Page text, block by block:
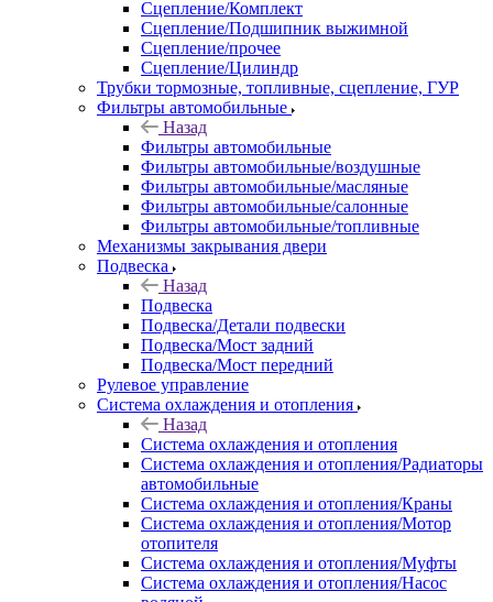
Сцепление/Комплект
Сцепление/Подшипник выжимной
Сцепление/прочее
Сцепление/Цилиндр
Трубки тормозные, топливные, сцепление, ГУР
Фильтры автомобильные
Назад
Фильтры автомобильные
Фильтры автомобильные/воздушные
Фильтры автомобильные/масляные
Фильтры автомобильные/салонные
Фильтры автомобильные/топливные
Механизмы закрывания двери
Подвеска
Назад
Подвеска
Подвеска/Детали подвески
Подвеска/Мост задний
Подвеска/Мост передний
Рулевое управление
Система охлаждения и отопления
Назад
Система охлаждения и отопления
Система охлаждения и отопления/Радиаторы
автомобильные
Система охлаждения и отопления/Краны
Система охлаждения и отопления/Мотор
отопителя
Система охлаждения и отопления/Муфты
Система охлаждения и отопления/Насос